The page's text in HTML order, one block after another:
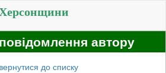
автору
до списку